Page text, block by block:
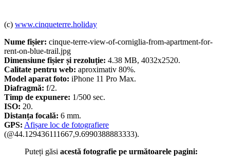
(c) www.cinqueterre.holiday
Nume fișier: cinque-terre-view-of-corniglia-from-apartment-for-
rent-on-blue-trail.jpg
Dimensiune fișier și rezoluție: 4.38 MB, 4032x2520.
Calitate pentru web: aproximativ 80%.
Model aparat foto: iPhone 11 Pro Max.
Diafragmă: f/2.
Timp de expunere: 1/500 sec.
ISO: 20.
Distanța focală: 6 mm.
GPS: Afișare loc de fotografiere
(@44.129436111667,9.6990388883333).
Puteți găsi acestă fotografie pe următoarele pagini: